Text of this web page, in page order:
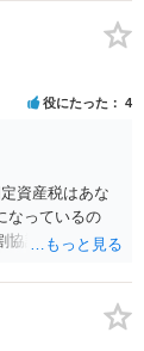
らいくらでもよ
て当然認められ
相続人の皆さん
た費用であれ
性が高いの
役にたった 4
資産税はあな
なっているの
協議をして、不